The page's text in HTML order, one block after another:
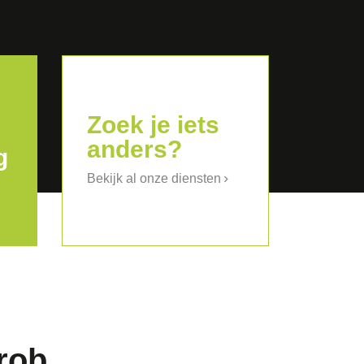
Zoek je iets
anders?
Bekijk al onze diensten